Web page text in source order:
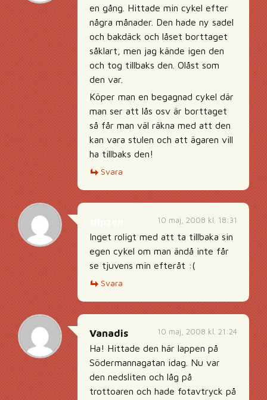
en gång. Hittade min cykel efter
några månader. Den hade ny sadel
och bakdäck och låset borttaget
såklart, men jag kände igen den
och tog tillbaks den. Olåst som
den var.
Köper man en begagnad cykel där
man ser att lås osv är borttaget
så får man väl räkna med att den
kan vara stulen och att ägaren vill
ha tillbaks den!
Svara
10 maj, 2008 kl. 18:31
Inget roligt med att ta tillbaka sin
egen cykel om man ändå inte får
se tjuvens min efteråt :(
Svara
10 maj, 2008 kl. 21:24
Vanadis
Ha! Hittade den här lappen på
Södermannagatan idag. Nu var
den nedsliten och låg på
trottoaren och hade fotavtryck på